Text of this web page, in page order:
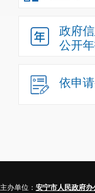
政府
公开
依申
主办单位： 安宁市人民政府办